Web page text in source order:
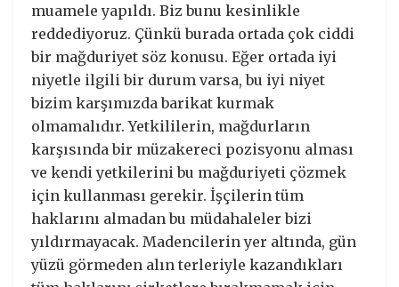
muamele yapıldı. Biz bunu kesinlikle
reddediyoruz. Çünkü burada ortada çok ciddi
bir mağduriyet söz konusu. Eğer ortada iyi
niyetle ilgili bir durum varsa, bu iyi niyet
bizim karşımızda barikat kurmak
olmamalıdır. Yetkililerin, mağdurların
karşısında bir müzakereci pozisyonu alması
ve kendi yetkilerini bu mağduriyeti çözmek
için kullanması gerekir. İşçilerin tüm
haklarını almadan bu müdahaleler bizi
yıldırmayacak. Madencilerin yer altında, gün
yüzü görmeden alın terleriyle kazandıkları